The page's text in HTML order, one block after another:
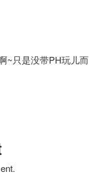
~只是没带PH玩儿而